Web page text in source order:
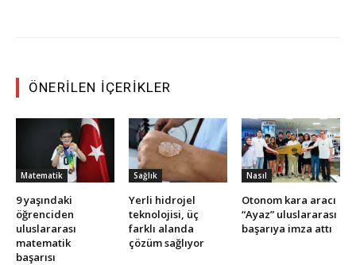
ÖNERILEN İÇERIKLER
Matematik
9 yaşındaki
öğrenciden
uluslararası
matematik
başarısı
Sağlık
Yerli hidrojel
teknolojisi, üç
farklı alanda
çözüm sağlıyor
Nasıl
Otonom kara aracı
“Ayaz” uluslararası
başarıya imza attı